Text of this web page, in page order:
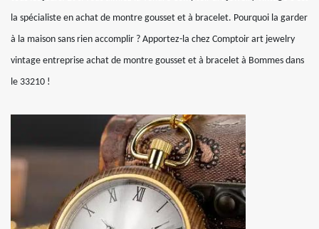
la spécialiste en achat de montre gousset et à bracelet. Pourquoi la garder
à la maison sans rien accomplir ? Apportez-la chez Comptoir art jewelry
vintage entreprise achat de montre gousset et à bracelet à Bommes dans
le 33210 !